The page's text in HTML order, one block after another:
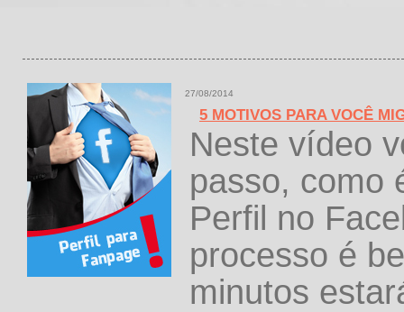
27/08/2014
5 MOTIVOS PARA VOCÊ
Neste vídeo
passo, como
Perfil no
processo é
minutos